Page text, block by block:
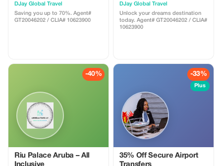
DJay Global Travel
Saving you up to 70%. Agent#
GT20046202 / CLIA# 10623900
DJay Global Travel
Unlock your dreams destination
today. Agent# GT20046202 / CLIA#
10623900
-40%
Riu Palace Aruba – All
Inclusive
-33%
Plus
35% Off Secure Airport
Transfers